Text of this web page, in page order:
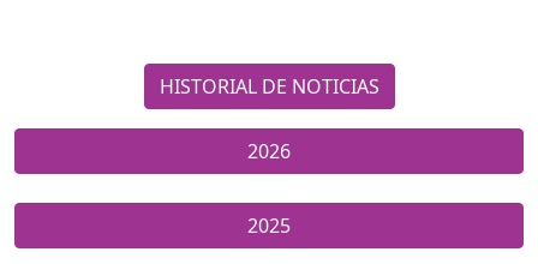
HISTORIAL DE NOTICIAS
2026
2025